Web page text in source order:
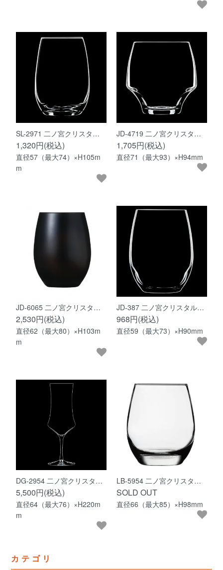
SL-2971 二ノ宮クリスタ…
1,320円(税込)
直径57（最大74）×H105m
m
JD-4719 二ノ宮クリスタ…
1,705円(税込)
直径71（最大93）×H94mm
JD-6065 二ノ宮クリスタ…
2,530円(税込)
直径62（最大80）×H103m
m
JD-387 二ノ宮クリスタル…
968円(税込)
直径59（最大73）×H90mm
DG-2954 二ノ宮クリスタ…
5,500円(税込)
直径64（最大76）×H220m
m
LB-5954 二ノ宮クリスタ…
SOLD OUT
直径66（最大85）×H98mm
カテゴリ